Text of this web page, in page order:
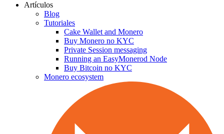
Artículos
Blog
Tutoriales
Cake Wallet and Monero
Buy Monero no KYC
Private Session messaging
Running an EasyMonerod Node
Buy Bitcoin no KYC
Monero ecosystem